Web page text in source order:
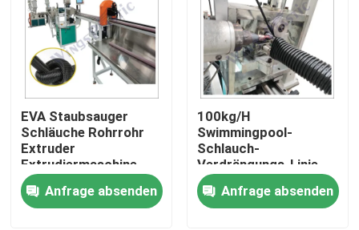
Heim
Produkte
EVA Staubsauger
Schläuche Rohrrohr
Extruder
Extrudiermaschine
Linie
Anfrage absenden
100kg/H
Swimmingpool-
Schlauch-
Verdrängungs-Linie
Verhältnis der
220V-/
301 Schrauben-L/D
Anfrage absenden